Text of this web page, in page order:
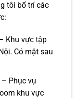
tôi bố trí các
Khu vực tập
Có mặt sau
Phục vụ
khu vực